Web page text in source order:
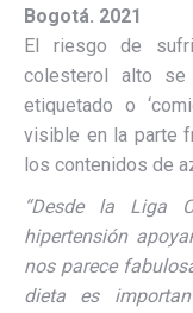
Bogotá. 2021
El riesgo de
colesterol alto
etiquetado o
visible en la parte
los contenidos de
“Desde la Liga
hipertensión
nos parece
dieta es